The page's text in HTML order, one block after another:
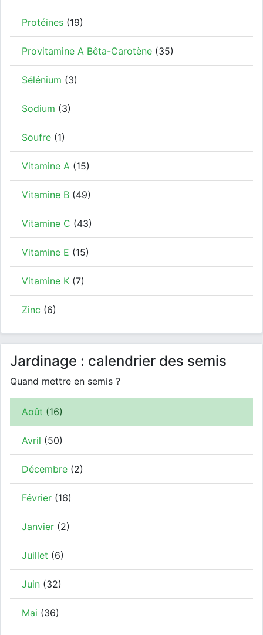
Protéines (19)
Provitamine A Bêta-Carotène (35)
Sélénium (3)
Sodium (3)
Soufre (1)
Vitamine A (15)
Vitamine B (49)
Vitamine C (43)
Vitamine E (15)
Vitamine K (7)
Zinc (6)
Jardinage : calendrier des semis
Quand mettre en semis ?
Août (16)
Avril (50)
Décembre (2)
Février (16)
Janvier (2)
Juillet (6)
Juin (32)
Mai (36)